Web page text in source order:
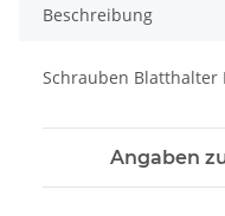
Beschreibung
Schrauben Blatthalter
Angaben